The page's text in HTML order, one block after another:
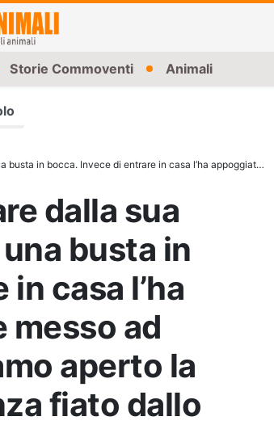
Storie Commoventi Animali
a terra e si è messo ad abbaiare. Quando abbiamo aperto la busta siamo rimasti senza fiato dallo shock.”
dalla sua
busta in
casa l’ha
messo ad
aperto la
fiato dallo